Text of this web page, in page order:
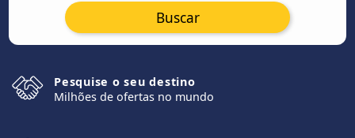
Buscar
Pesquise o seu destino
Milhões de ofertas no mundo